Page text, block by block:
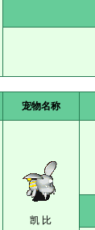
宠物名称
凯 比